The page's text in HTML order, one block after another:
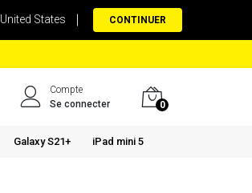
United States CONTINUER
Compte
Se connecter
0
Galaxy S21+ iPad mini 5